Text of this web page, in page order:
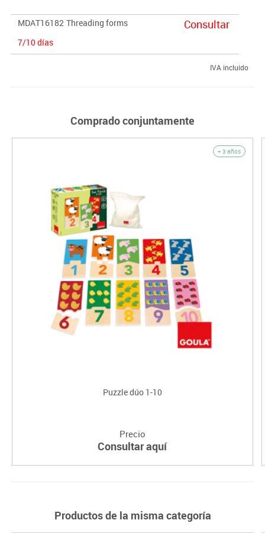
MDAT16182 Threading forms
7/10 días
Consultar
IVA incluido
Comprado conjuntamente
+ 3 años
Puzzle dúo 1-10
Precio
Consultar aquí
Productos de la misma categoría